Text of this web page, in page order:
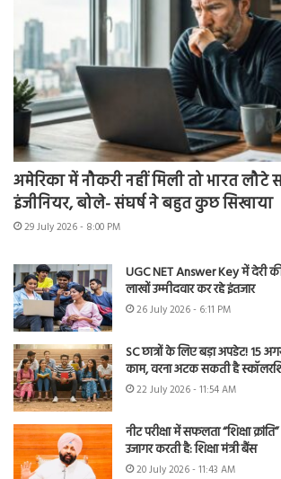
अमेरिका में नौकरी नहीं मिली तो भारत लौटे
इंजीनियर, बोले- संघर्ष ने बहुत कुछ सिखाया
29 July 2026 - 8:00 PM
UGC NET Answer Key में देरी
लाखों उम्मीदवार कर रहे इंतजार
26 July 2026 - 6:11 PM
SC छात्रों के लिए बड़ा अपडेट! 15
काम, वरना अटक सकती है
22 July 2026 - 11:54 AM
नीट परीक्षा में सफलता “शिक्षा
उजागर करती है: शिक्षा मंत्री बैंस
20 July 2026 - 11:43 AM